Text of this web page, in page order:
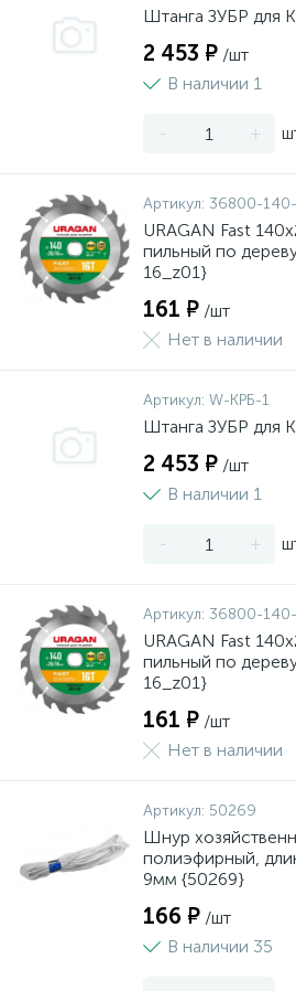
Штанга ЗУБР для
2 453 ₽ /шт
В наличии 1
- +
Артикул: 36800-
URAGAN Fast
пильный по
16_z01}
161 ₽ /шт
Нет в наличии
Артикул: W-КРБ-1
Штанга ЗУБР для
2 453 ₽ /шт
В наличии 1
- +
Артикул: 36800-
URAGAN Fast
пильный по
16_z01}
161 ₽ /шт
Нет в наличии
Артикул: 50269
Шнур
полиэфирный,
9мм {50269}
166 ₽ /шт
В наличии 35